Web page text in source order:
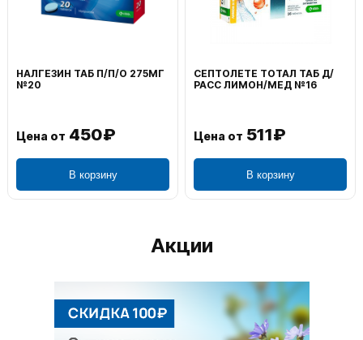
ТАБ Д/
№16
ВОЛЬТАРЕН ЭМУЛЬГЕЛЬ
Цена от 1 195₽
ФЕНИСТИЛ
0,1% 50Г
Цена от
Акции